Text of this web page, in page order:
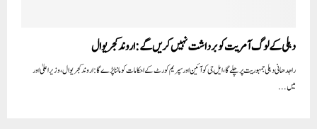
دہلی کے لوگ آمریت کو برداشت نہیں کریں گے:اروند کجریوال
راجدھانی دہلی جمہوریت پر چلے گا، ایل جی کو آئین اور سپریم کورٹ کے احکامات کو ماننا پڑے گا : اروند کجریوال، وزیراعلیٰ اور
میں...